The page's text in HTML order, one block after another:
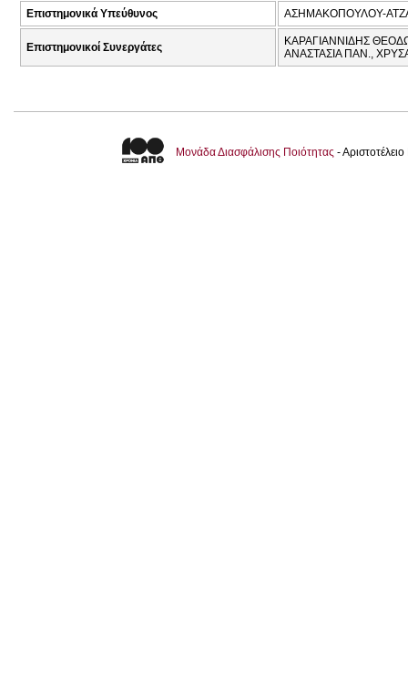
Επιστημονικά Υπεύθυνος ΑΣΗΜΑΚΟΠΟΥΛΟΥ-
Επιστημονικοί Συνεργάτες
ΚΑΡΑΓΙΑΝΝΙΔΗΣ
ΑΝΑΣΤΑΣΙΑ ΠΑΝ.,
Μονάδα Διασφάλισης Ποιότητας -